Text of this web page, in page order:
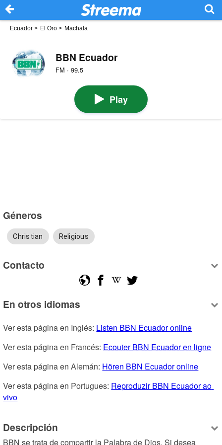
Ecuador > El Oro > Machala
BBN Ecuador
FM · 99.5
Play
Géneros
Christian Religious
Contacto
En otros idiomas
Ver esta página en Inglés: Listen BBN Ecuador online
Ver esta página en Francés: Ecouter BBN Ecuador en ligne
Ver esta página en Alemán: Hören BBN Ecuador online
Ver esta página en Portugues: Reproduzir BBN Ecuador ao
vivo
Descripción
BBN se trata de compartir la Palabra de Dios. Si desea